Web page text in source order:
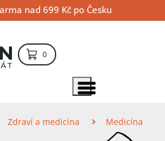
nad 699 Kč po Česku
0položek – košík
Zobrazit položky menu
Zdraví a medicína
Medicína